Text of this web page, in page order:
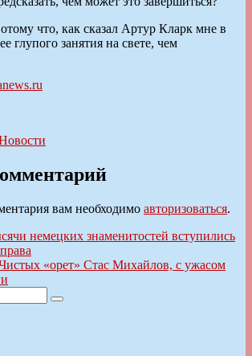
что, как сказал Артур Кларк мне в
глупого занятия на свете, чем
вам необходимо авторизоваться.
немецких знаменитостей вступились
«орет» Стас Михайлов, с ужасом
Поиск